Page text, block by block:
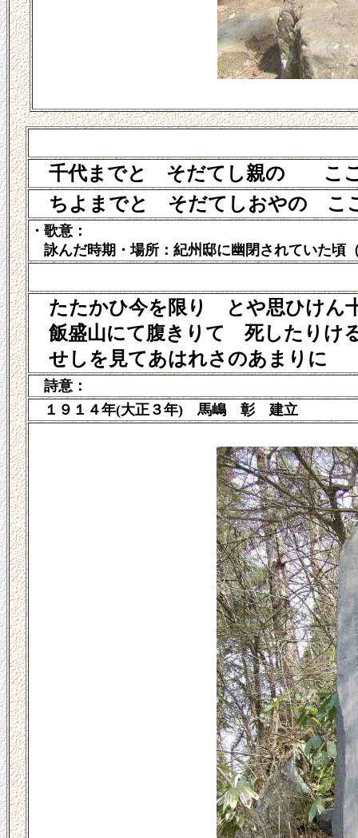
千代までと そだてし親の ここ
ちよまでと そだてしおやの こ
・歌意：
詠んだ時期・場所：紀州邸に幽閉されていた頃
たたかひ今を限り とや思ひけん
飯盛山にて腹きりて 死したりけ
せしを見てあはれさのあまりに
詩意：
１９１４年(大正３年) 馬嶋 彰 建立